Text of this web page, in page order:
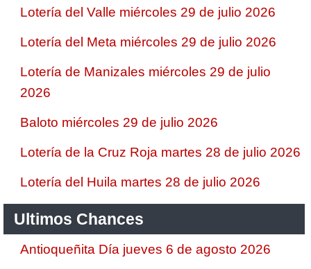
Lotería del Valle miércoles 29 de julio 2026
Lotería del Meta miércoles 29 de julio 2026
Lotería de Manizales miércoles 29 de julio
2026
Baloto miércoles 29 de julio 2026
Lotería de la Cruz Roja martes 28 de julio 2026
Lotería del Huila martes 28 de julio 2026
Ultimos Chances
Antioqueñita Día jueves 6 de agosto 2026